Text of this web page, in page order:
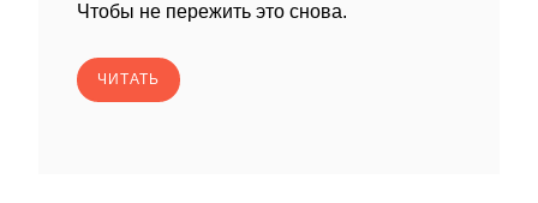
Чтобы не пережить это снова.
ЧИТАТЬ